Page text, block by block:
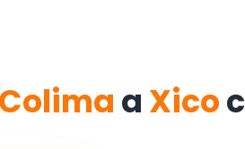
Colima a Xico